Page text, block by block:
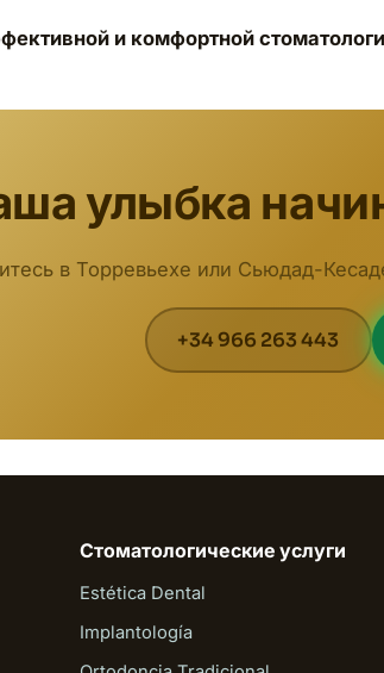
и комфортной
улыбка
в Торревьехе или Сьюдад-
+34 966 263 443
Стоматологические услуги
Estética Dental
Implantología